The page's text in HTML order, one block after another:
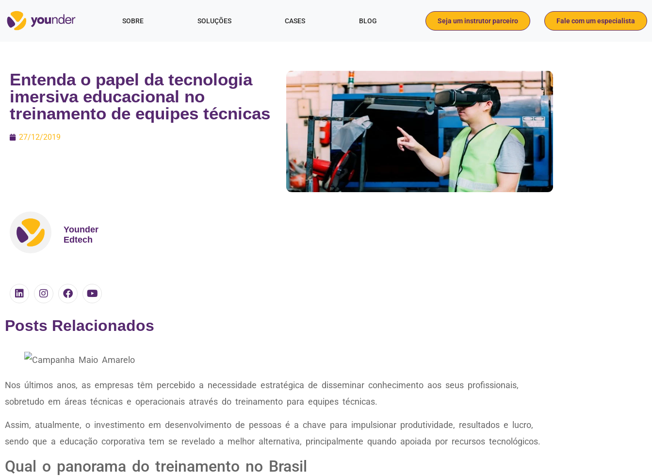
SOBRE SOLUÇÕES CASES BLOG Seja um instrutor parceiro Fale com um especialista
Entenda o papel da tecnologia
imersiva educacional no
treinamento de equipes técnicas
27/12/2019
Younder
Edtech
Posts Relacionados
Nos últimos anos, as empresas têm percebido a necessidade estratégica de disseminar conhecimento aos seus profissionais,
sobretudo em áreas técnicas e operacionais através do treinamento para equipes técnicas.
Assim, atualmente, o investimento em desenvolvimento de pessoas é a chave para impulsionar produtividade, resultados e lucro,
sendo que a educação corporativa tem se revelado a melhor alternativa, principalmente quando apoiada por recursos tecnológicos.
Qual o panorama do treinamento no Brasil